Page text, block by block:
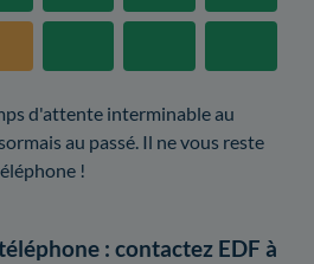
d'attente interminable au
au passé. Il ne vous reste
!
: contactez EDF à